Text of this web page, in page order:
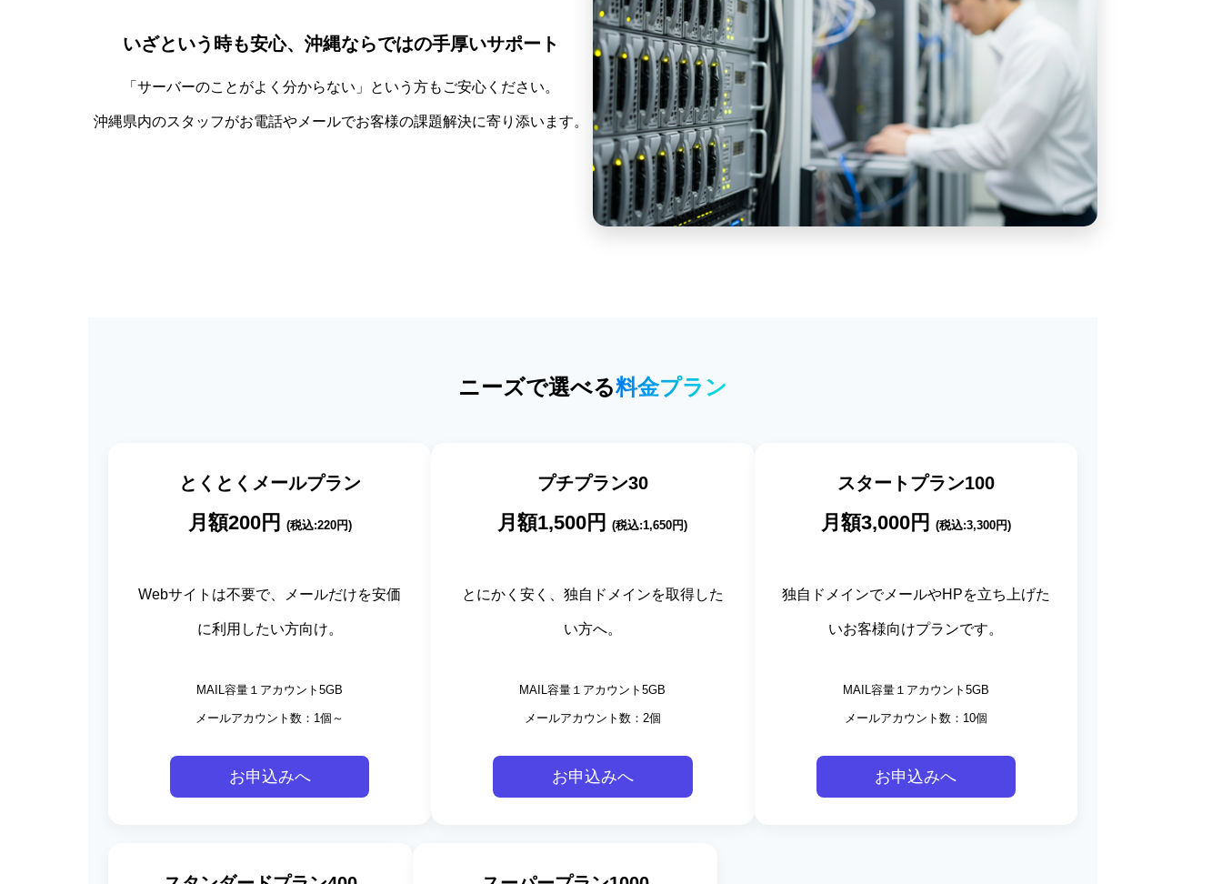
いざという時も安心、沖縄ならではの手厚いサポート
「サーバーのことがよく分からない」という方もご安心ください。
沖縄県内のスタッフがお電話やメールでお客様の課題解決に寄り添います。
ニーズで選べる料金プラン
とくとくメールプラン
月額200円 (税込:220円)
Webサイトは不要で、メールだけを安価
に利用したい方向け。
MAIL容量１アカウント5GB
メールアカウント数：1個～
お申込みへ
プチプラン30
月額1,500円 (税込:1,650円)
とにかく安く、独自ドメインを取得した
い方へ。
MAIL容量１アカウント5GB
メールアカウント数：2個
お申込みへ
スタートプラン100
月額3,000円 (税込:3,300円)
独自ドメインでメールやHPを立ち上げた
いお客様向けプランです。
MAIL容量１アカウント5GB
メールアカウント数：10個
お申込みへ